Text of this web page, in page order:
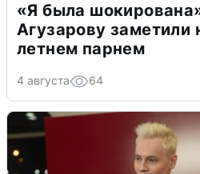
«Я была
Агузарову заметили
летнем парнем
4 августа 64